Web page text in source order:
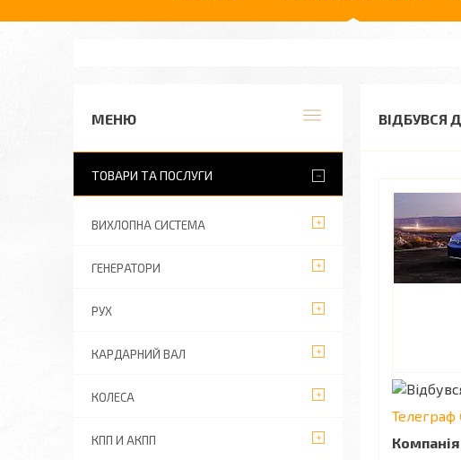
ВІДБУВСЯ
Телеграф
ТОВАРИ ТА ПОСЛУГИ
ВИХЛОПНА СИСТЕМА
ГЕНЕРАТОРИ
РУХ
КАРДАРНИЙ ВАЛ
КОЛЕСА
КПП И АКПП